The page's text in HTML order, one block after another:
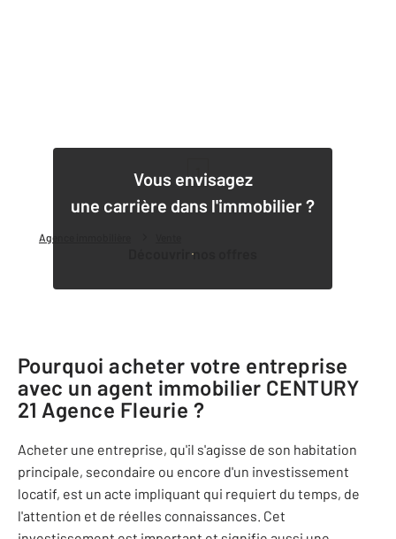
Agence immobilière
Vous envisagez
une carrière dans l'immobilier ?
Découvrir nos offres
Pourquoi acheter votre entreprise
avec un agent immobilier CENTURY
21 Agence Fleurie ?
Acheter une entreprise, qu'il s'agisse de son habitation
principale, secondaire ou encore d'un investissement
locatif, est un acte impliquant qui requiert du temps, de
l'attention et de réelles connaissances. Cet